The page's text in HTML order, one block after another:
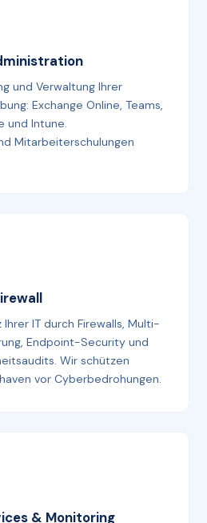
und Verwaltung Ihrer
Exchange Online, Teams,
und Intune.
Mitarbeiterschulungen
IT durch Firewalls, Multi-
Endpoint-Security und
Wir schützen
vor Cyberbedrohungen.
& Monitoring